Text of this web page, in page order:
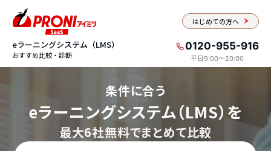
はじめての方へ
eラーニングシステム（LMS）
おすすめ比較・診断
0120-955-916
平日9:00〜20:00
条件に合う
eラーニングシステム（LMS）を
最大6社無料でまとめて比較